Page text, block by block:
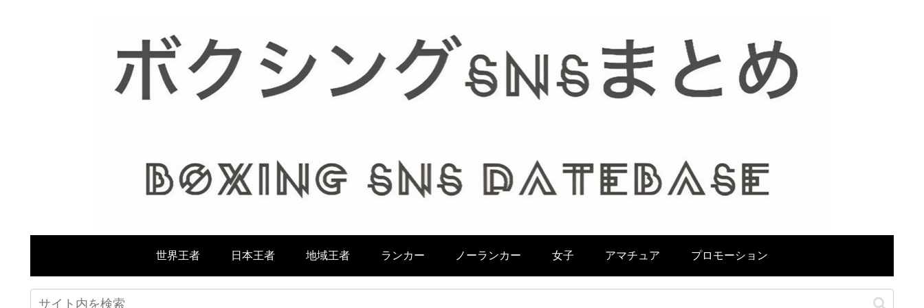
世界王者 日本王者 地域王者 ランカー ノーランカー 女子 アマチュア プロモーション